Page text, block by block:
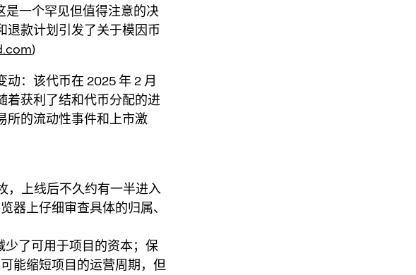
一个罕见但值得注意的决
退款计划引发了关于模因币
)
：该代币在 2025 年 2 月
着获利了结和代币分配的进
所的流动性事件和上市激
，上线后不久约有一半进入
器上仔细审查具体的归属、
少了可用于项目的资本；保
能缩短项目的运营周期，但